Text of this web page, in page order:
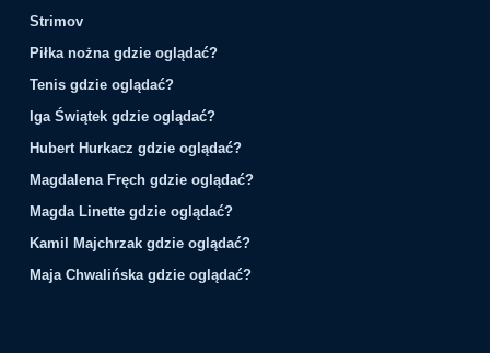
Strimov
Piłka nożna gdzie oglądać?
Tenis gdzie oglądać?
Iga Świątek gdzie oglądać?
Hubert Hurkacz gdzie oglądać?
Magdalena Fręch gdzie oglądać?
Magda Linette gdzie oglądać?
Kamil Majchrzak gdzie oglądać?
Maja Chwalińska gdzie oglądać?